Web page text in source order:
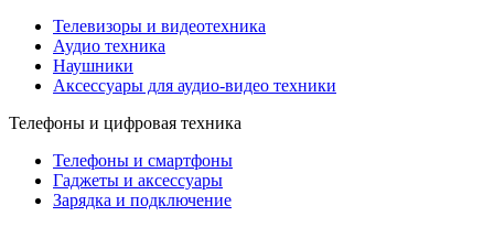
Телевизоры и видеотехника
Аудио техника
Наушники
Аксессуары для аудио-видео техники
Телефоны и цифровая техника
Телефоны и смартфоны
Гаджеты и аксессуары
Зарядка и подключение